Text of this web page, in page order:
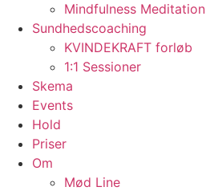
Mindfulness Meditation
Sundhedscoaching
KVINDEKRAFT forløb
1:1 Sessioner
Skema
Events
Hold
Priser
Om
Mød Line